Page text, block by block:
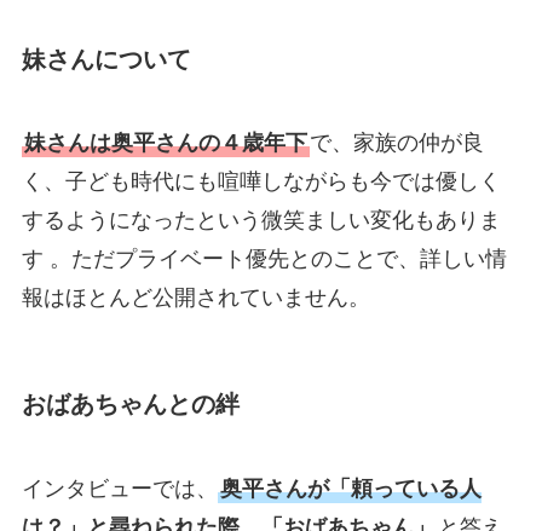
妹さんについて
妹さんは奥平さんの４歳年下で、家族の仲が良
く、子ども時代にも喧嘩しながらも今では優しく
するようになったという微笑ましい変化もありま
す 。ただプライベート優先とのことで、詳しい情
報はほとんど公開されていません。
おばあちゃんとの絆
インタビューでは、 奥平さんが「頼っている人